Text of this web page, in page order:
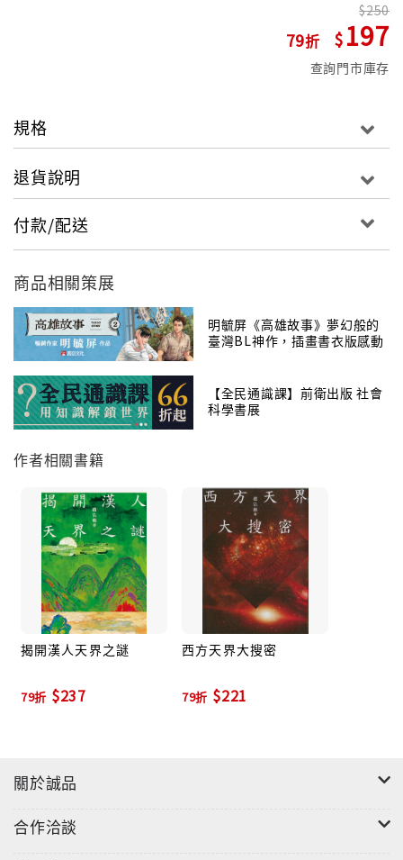
79
250
197
查詢門市庫存
規格
退貨說明
付款/配送
商品相關策展
明毓屏《高雄故事》夢幻般的
臺灣BL神作，插畫書衣版感動
【全民通識課】前衛出版 社會
科學書展
作者相關書籍
揭開漢人天界之謎
79折 $237
西方天界大搜密
79折 $221
關於誠品
合作洽談